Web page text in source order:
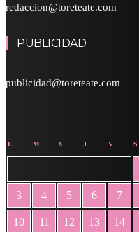
redaccion@toreteate.com
PUBLICIDAD
publicidad@toreteate.com
L M X J V S
3 4 5 6 7
10 11 12 13 14